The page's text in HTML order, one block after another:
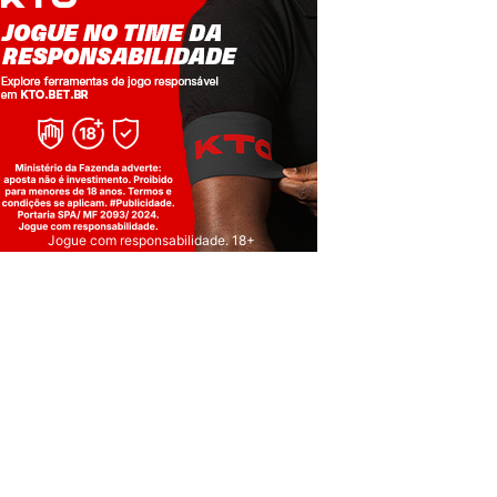
Jogue com responsabilidade. 18+